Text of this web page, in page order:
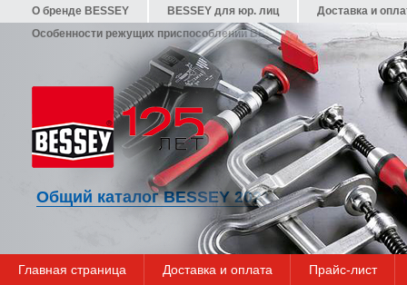
О бренде BESSEY BESSEY для юр. лиц
Доставка и
Особенности режущих приспособлений BESSEY
Гарантия
Общий каталог BESSEY 2021/22
Главная страница Доставка и оплата Прайс-лист